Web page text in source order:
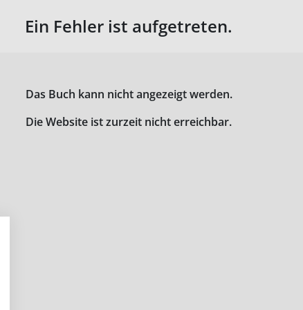
Ein Fehler ist aufgetreten.
Das Buch kann nicht angezeigt werden.
Die Website ist zurzeit nicht erreichbar.